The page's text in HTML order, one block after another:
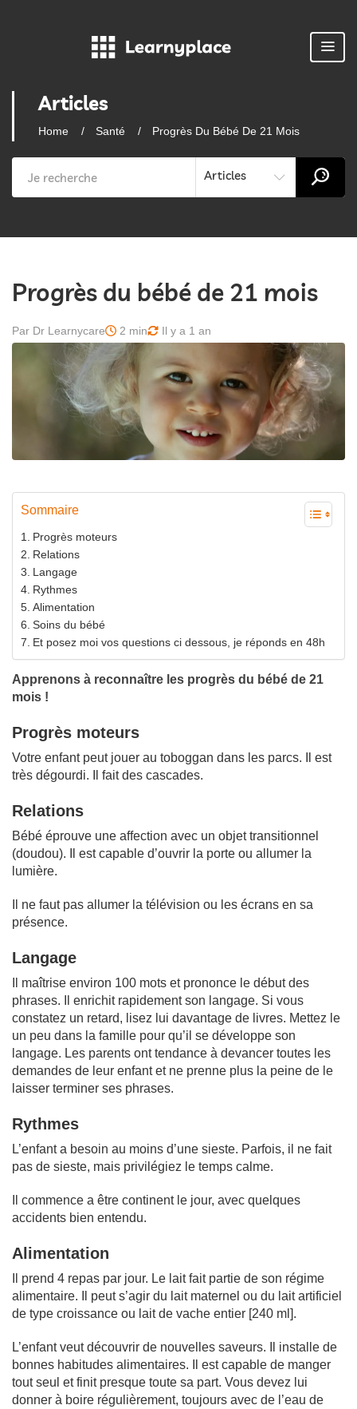
Articles
Home Santé Progrès Du Bébé De 21 Mois
Articles
Progrès du bébé de 21 mois
Par Dr Learnycare 2 min Il y a 1 an
Sommaire
Progrès moteurs
Relations
Langage
Rythmes
Alimentation
Soins du bébé
Et posez moi vos questions ci dessous, je réponds en 48h
Apprenons à reconnaître les progrès du bébé de 21
mois !
Progrès moteurs
Votre enfant peut jouer au toboggan dans les parcs. Il est
très dégourdi. Il fait des cascades.
Relations
Bébé éprouve une affection avec un objet transitionnel
(doudou). Il est capable d’ouvrir la porte ou allumer la
lumière.
Il ne faut pas allumer la télévision ou les écrans en sa
présence.
Langage
Il maîtrise environ 100 mots et prononce le début des
phrases. Il enrichit rapidement son langage. Si vous
constatez un retard, lisez lui davantage de livres. Mettez le
un peu dans la famille pour qu’il se développe son
langage. Les parents ont tendance à devancer toutes les
demandes de leur enfant et ne prenne plus la peine de le
laisser terminer ses phrases.
Rythmes
L’enfant a besoin au moins d’une sieste. Parfois, il ne fait
pas de sieste, mais privilégiez le temps calme.
Il commence a être continent le jour, avec quelques
accidents bien entendu.
Alimentation
Il prend 4 repas par jour. Le lait fait partie de son régime
alimentaire. Il peut s’agir du lait maternel ou du lait artificiel
de type croissance ou lait de vache entier [240 ml].
L’enfant veut découvrir de nouvelles saveurs. Il installe de
bonnes habitudes alimentaires. Il est capable de manger
tout seul et finit presque toute sa part. Vous devez lui
donner à boire régulièrement, toujours avec de l’eau de